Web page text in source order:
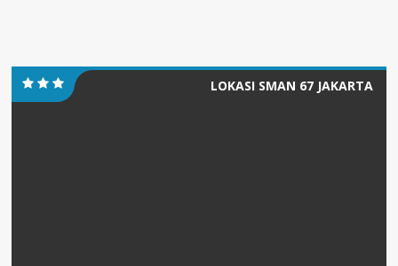
LOKASI SMAN 67 JAKARTA